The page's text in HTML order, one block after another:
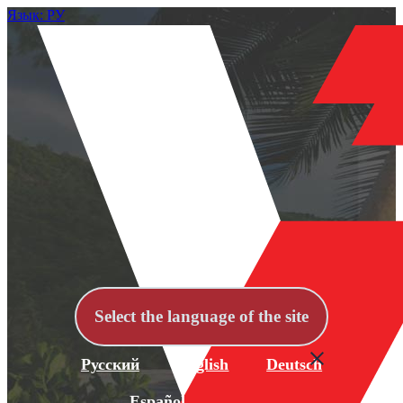
Язык: РУ
Select the language of the site
Русский English Deutsch